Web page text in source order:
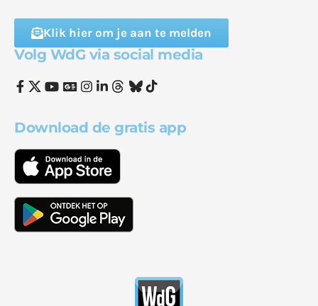
Klik hier om je aan te melden
Volg WdG via social media
Download de gratis app